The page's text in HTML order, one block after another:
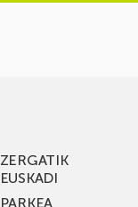
ZERGATIK
EUSKADI
PARKEA